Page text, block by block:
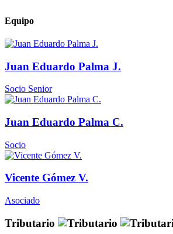
Equipo
Juan Eduardo Palma J.
Socio Senior
Juan Eduardo Palma C.
Socio
Vicente Gómez V.
Asociado
Tributario